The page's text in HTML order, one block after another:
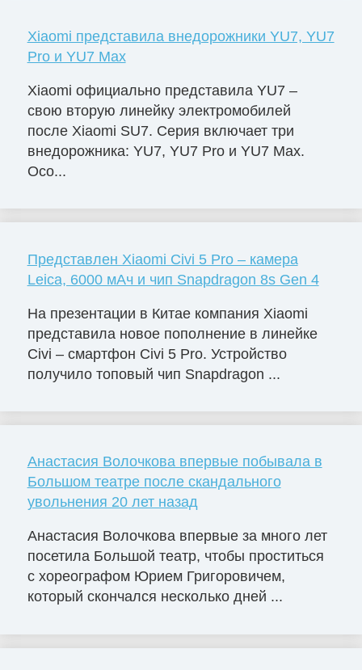
Xiaomi представила внедорожники YU7, YU7
Pro и YU7 Max
Xiaomi официально представила YU7 –
свою вторую линейку электромобилей
после Xiaomi SU7. Серия включает три
внедорожника: YU7, YU7 Pro и YU7 Max.
Осо...
Представлен Xiaomi Civi 5 Pro – камера
Leica, 6000 мАч и чип Snapdragon 8s Gen 4
На презентации в Китае компания Xiaomi
представила новое пополнение в линейке
Civi – смартфон Civi 5 Pro. Устройство
получило топовый чип Snapdragon ...
Анастасия Волочкова впервые побывала в
Большом театре после скандального
увольнения 20 лет назад
Анастасия Волочкова впервые за много лет
посетила Большой театр, чтобы проститься
с хореографом Юрием Григоровичем,
который скончался несколько дней ...